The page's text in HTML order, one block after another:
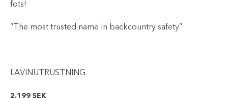
fots!
”The most trusted name in backcountry safety”
LAVINUTRUSTNING
2.199 SEK